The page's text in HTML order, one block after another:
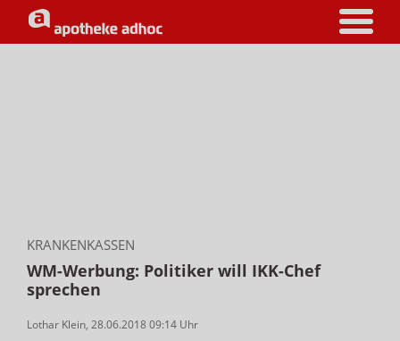
KRANKENKASSEN
WM-Werbung: Politiker will IKK-Chef
sprechen
Lothar Klein, 28.06.2018 09:14 Uhr